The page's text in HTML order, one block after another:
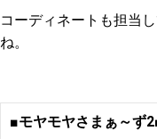
コーディネートも担当
ね。
■モヤモヤさまぁ～ず